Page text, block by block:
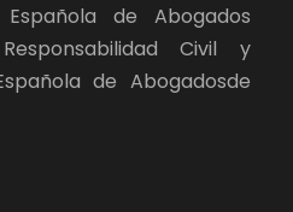
Española de Abogados
Civil y
de Abogadosde